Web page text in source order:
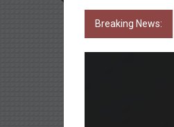
Breaking News: